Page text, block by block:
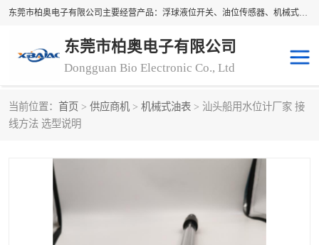
东莞市柏奥电子有限公司主要经营产品：浮球液位开关、油位传感器、机械式油表、浮球液位计、水位控制浮球阀、料位开关，水流开关、油水位控制配套仪表等。柏奥电子，您可信赖的合作伙伴
东莞市柏奥电子有限公司
Dongguan Bio Electronic Co., Ltd
当前位置： 首页 > 供应商机 > 机械式油表 > 汕头船用水位计厂家 接
线方法 选型说明
浮球液位开关
机械式油表 水流开关
料位开关
磁性浮球 浮球阀